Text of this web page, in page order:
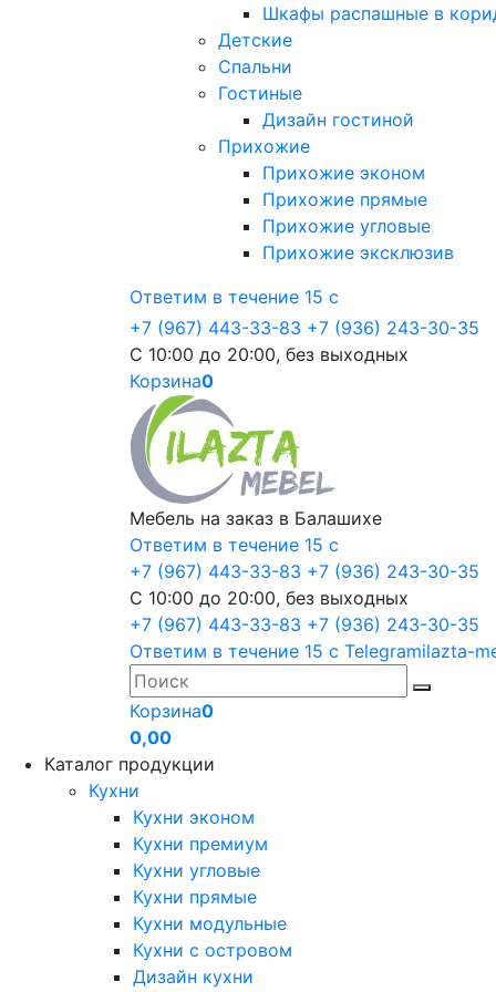
Шкафы распашные в
Детские
Спальни
Гостиные
Дизайн гостиной
Прихожие
Прихожие эконом
Прихожие прямые
Прихожие угловые
Прихожие эксклюзив
Ответим в течение 15 с
+7 (967) 443-33-83 +7 (936) 243-30-35
С 10:00 до 20:00, без выходных
Корзина0
Мебель на заказ в Балашихе
Ответим в течение 15 с
+7 (967) 443-33-83 +7 (936) 243-30-35
С 10:00 до 20:00, без выходных
+7 (967) 443-33-83 +7 (936) 243-30-35
Ответим в течение 15 с Telegramilazta-
Корзина0
0,00
Каталог продукции
Кухни
Кухни эконом
Кухни премиум
Кухни угловые
Кухни прямые
Кухни модульные
Кухни с островом
Дизайн кухни